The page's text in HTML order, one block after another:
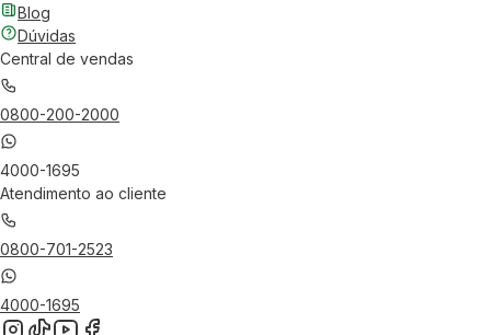
Blog
Dúvidas
Central de vendas
0800-200-2000
4000-1695
Atendimento ao cliente
0800-701-2523
4000-1695